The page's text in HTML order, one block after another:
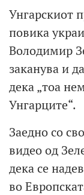
Унгарскиот
повика
Володимир
заканува и
дека „тоа
Унгарците“.
Заедно со
видео од
дека се
во